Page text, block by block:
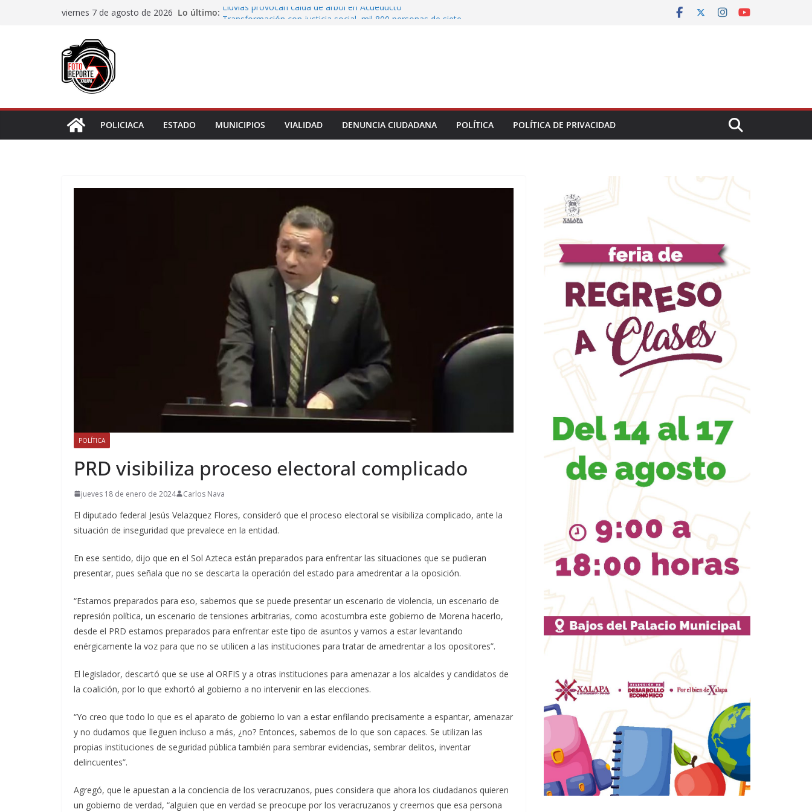
viernes 7 de agosto de 2026 Lo último: Lluvias provocan caída de árbol en Acueducto
incumplimiento de obra y falta de pago
POLICIACA
ESTADO MUNICIPIOS VIALIDAD DENUNCIA CIUDADANA POLÍTICA POLÍTICA DE PRIVACIDAD
POLÍTICA
PRD visibiliza proceso electoral complicado
jueves 18 de enero de 2024 Carlos Nava
El diputado federal Jesús Velazquez Flores, consideró que el proceso electoral se visibiliza complicado, ante la
situación de inseguridad que prevalece en la entidad.
En ese sentido, dijo que en el Sol Azteca están preparados para enfrentar las situaciones que se pudieran
presentar, pues señala que no se descarta la operación del estado para amedrentar a la oposición.
“Estamos preparados para eso, sabemos que se puede presentar un escenario de violencia, un escenario de
represión política, un escenario de tensiones arbitrarias, como acostumbra este gobierno de Morena hacerlo,
desde el PRD estamos preparados para enfrentar este tipo de asuntos y vamos a estar levantando
enérgicamente la voz para que no se utilicen a las instituciones para tratar de amedrentar a los opositores”.
El legislador, descartó que se use al ORFIS y a otras instituciones para amenazar a los alcaldes y candidatos de
la coalición, por lo que exhortó al gobierno a no intervenir en las elecciones.
“Yo creo que todo lo que es el aparato de gobierno lo van a estar enfilando precisamente a espantar, amenazar
y no dudamos que lleguen incluso a más, ¿no? Entonces, sabemos de lo que son capaces. Se utilizan las
propias instituciones de seguridad pública también para sembrar evidencias, sembrar delitos, inventar
delincuentes”.
Agregó, que le apuestan a la conciencia de los veracruzanos, pues considera que ahora los ciudadanos quieren
un gobierno de verdad, “alguien que en verdad se preocupe por los veracruzanos y creemos que esa persona